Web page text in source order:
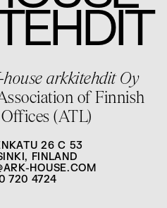
26 C 53
FINLAND
HOUSE.COM
720 4724
arkkitehdit Oy
of Finnish
(ATL)